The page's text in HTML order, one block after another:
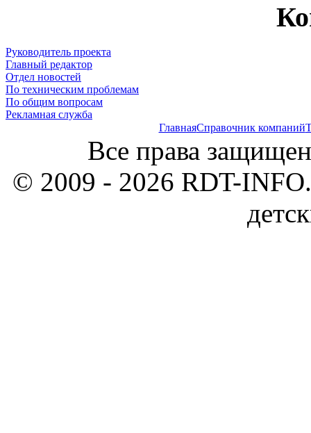
Руководитель проекта
Главный редактор
Отдел новостей
По техническим проблемам
По общим вопросам
Рекламная служба
ГлавнаяСправочник компаний
Все права
© 2009 - 2026 RDT-